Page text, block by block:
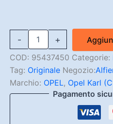
-
Radiatore
Karl
95437450
quantità
+
COD: 95437450 Categorie:
Tag: Originale Negozio:
Marchio: OPEL, Opel Karl
Pagamento